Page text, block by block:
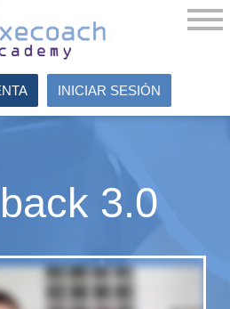
INICIAR SESIÓN
3.0